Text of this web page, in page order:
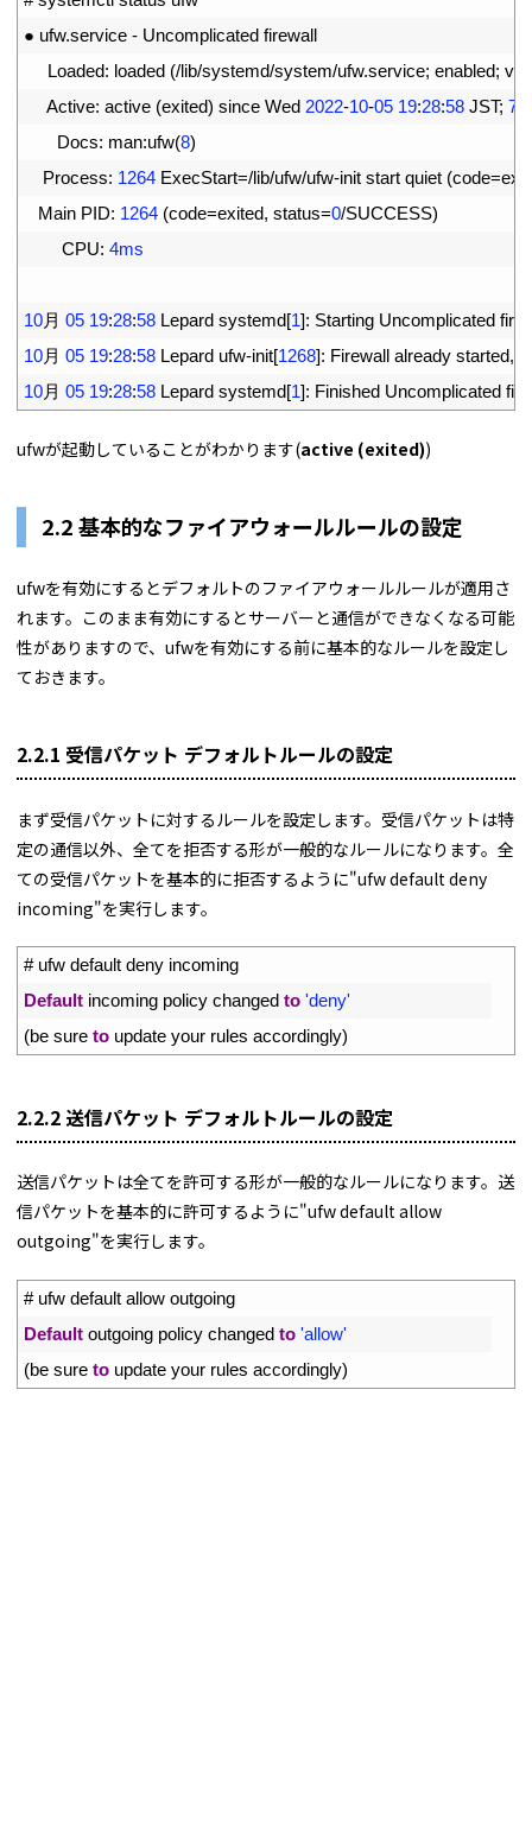
● ufw.service - Uncomplicated firewall
Loaded: loaded (/lib/systemd/system/ufw.service; enabled;
Active: active (exited) since Wed 2022-10-05 19:28:58 JST; 7s
Docs: man:ufw(8)
Process: 1264 ExecStart=/lib/ufw/ufw-init start quiet (code=
Main PID: 1264 (code=exited, status=0/SUCCESS)
CPU: 4ms
10月 05 19:28:58 Lepard systemd[1]: Starting Uncomplicated
10月 05 19:28:58 Lepard ufw-init[1268]: Firewall already started,
10月 05 19:28:58 Lepard systemd[1]: Finished Uncomplicated
ufwが起動していることがわかります(active (exited))
2.2 基本的なファイアウォールルールの設定
ufwを有効にするとデフォルトのファイアウォールルールが適用さ
れます。このまま有効にするとサーバーと通信ができなくなる可能
性がありますので、ufwを有効にする前に基本的なルールを設定し
ておきます。
2.2.1 受信パケット デフォルトルールの設定
まず受信パケットに対するルールを設定します。受信パケットは特
定の通信以外、全てを拒否する形が一般的なルールになります。全
ての受信パケットを基本的に拒否するように"ufw default deny
incoming"を実行します。
# ufw default deny incoming
Default incoming policy changed to 'deny'
(be sure to update your rules accordingly)
2.2.2 送信パケット デフォルトルールの設定
送信パケットは全てを許可する形が一般的なルールになります。送
信パケットを基本的に許可するように"ufw default allow
outgoing"を実行します。
# ufw default allow outgoing
Default outgoing policy changed to 'allow'
(be sure to update your rules accordingly)